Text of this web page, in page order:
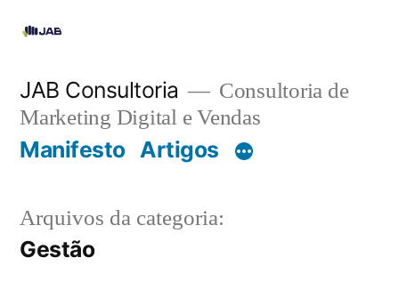
JAB Consultoria
Consultoria de
Marketing Digital e Vendas
Manifesto Artigos
Arquivos da categoria:
Gestão